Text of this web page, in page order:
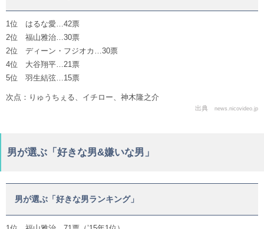
1位 はるな愛…42票
2位 福山雅治…30票
2位 ディーン・フジオカ…30票
4位 大谷翔平…21票
5位 羽生結弦…15票
次点：りゅうちぇる、イチロー、神木隆之介
出典 news.nicovideo.jp
男が選ぶ「好きな男&嫌いな男」
男が選ぶ「好きな男ランキング」